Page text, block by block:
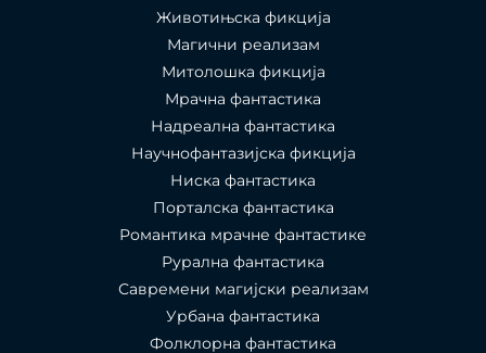
Животињска фикција
Магични реализам
Митолошка фикција
Мрачна фантастика
Надреална фантастика
Научнофантазијска фикција
Ниска фантастика
Порталска фантастика​
Романтика мрачне фантастике
Рурална фантастика
Савремени магијски реализам
Урбана фантастика
Фолклорна фантастика